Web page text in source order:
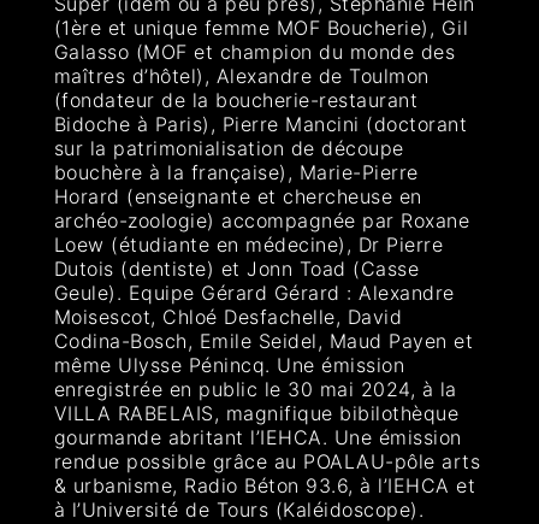
(1ère et unique femme MOF Boucherie), Gil
Galasso (MOF et champion du monde des
maîtres d’hôtel), Alexandre de Toulmon
(fondateur de la boucherie-restaurant
Bidoche à Paris), Pierre Mancini (doctorant
sur la patrimonialisation de découpe
bouchère à la française), Marie-Pierre
Horard (enseignante et chercheuse en
archéo-zoologie) accompagnée par Roxane
Loew (étudiante en médecine), Dr Pierre
Dutois (dentiste) et Jonn Toad (Casse
Geule). Equipe Gérard Gérard : Alexandre
Moisescot, Chloé Desfachelle, David
Codina-Bosch, Emile Seidel, Maud Payen et
même Ulysse Pénincq. Une émission
enregistrée en public le 30 mai 2024, à la
VILLA RABELAIS, magnifique bibilothèque
gourmande abritant l’IEHCA. Une émission
rendue possible grâce au POALAU-pôle arts
& urbanisme, Radio Béton 93.6, à l’IEHCA et
à l’Université de Tours (Kaléidoscope).